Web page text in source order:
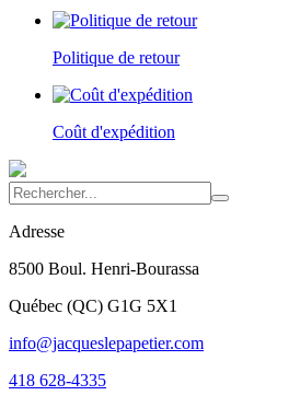
Politique de retour
Coût d'expédition
Adresse
8500 Boul. Henri-Bourassa
Québec (QC) G1G 5X1
info@jacqueslepapetier.com
418 628-4335